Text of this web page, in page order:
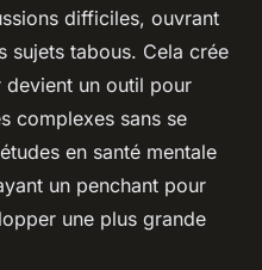
difficiles, ouvrant
sujets tabous. Cela crée
devient un outil pour
complexes sans se
en santé mentale
un penchant pour
une plus grande